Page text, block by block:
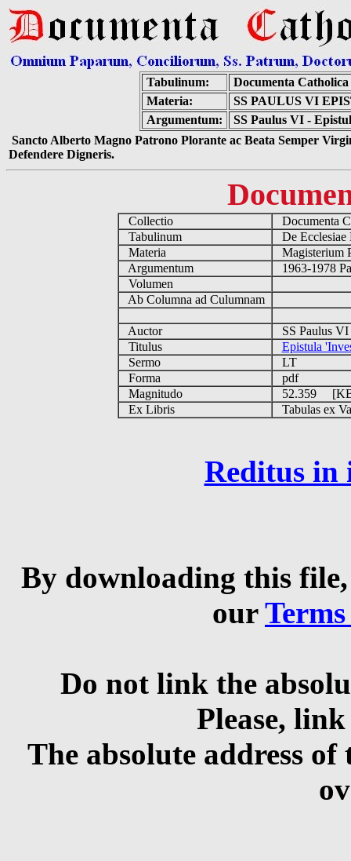
Tabulinum:
Documenta
Materia:
SS PAULUS VI
Argumentum:
SS Paulus VI -
Sancto Alberto Magno Patrono Plorante ac Beata Semper
Defendere Digneris.
Collectio
Documenta
Tabulinum
De
Materia
Magisterium
Argumentum
1963-1978
Volumen
Ab Columna ad Culumnam
Auctor
SS Paulus
Titulus
Epistula
Sermo
LT
Forma
pdf
Magnitudo
52.359
Ex Libris
Tabulas ex
Reditus in
By downloading this
our
Do not link the
Please,
The absolute address